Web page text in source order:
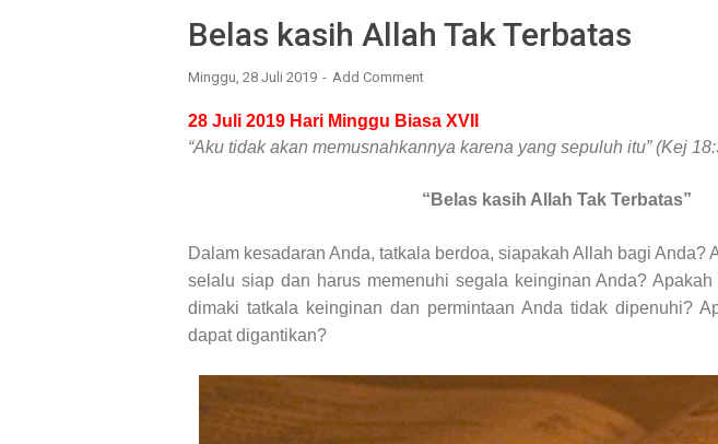
Belas kasih Allah Tak Terbatas
Minggu, 28 Juli 2019 Add Comment
28 Juli 2019 Hari Minggu Biasa XVII
“Aku tidak akan memusnahkannya karena yang sepuluh itu” (Kej
“Belas kasih Allah Tak Terbatas”
Dalam kesadaran Anda, tatkala berdoa, siapakah Allah bagi Anda?
selalu siap dan harus memenuhi segala keinginan Anda?
dimaki tatkala keinginan dan permintaan Anda tidak dipenuhi?
dapat digantikan?